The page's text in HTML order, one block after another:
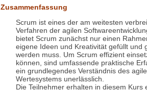
Zusammenfassung
Scrum ist eines der am weitesten
Verfahren der agilen
bietet Scrum zunächst nur einen
eigene Ideen und Kreativität gefüllt und
werden muss. Um Scrum effizient
können, sind umfassende praktische
ein grundlegendes Verständnis des
Wertesystems unerlässlich.
Die Teilnehmer erhalten in diesem Kurs